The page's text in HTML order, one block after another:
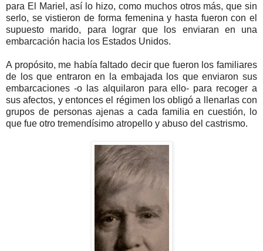
para El Mariel, así lo hizo, como muchos otros más, que sin
serlo, se vistieron de forma femenina y hasta fueron con el
supuesto marido, para lograr que los enviaran en una
embarcación hacia los Estados Unidos.
A propósito, me había faltado decir que fueron los familiares
de los que entraron en la embajada los que enviaron sus
embarcaciones -o las alquilaron para ello- para recoger a
sus afectos, y entonces el régimen los obligó a llenarlas con
grupos de personas ajenas a cada familia en cuestión, lo
que fue otro tremendísimo atropello y abuso del castrismo.